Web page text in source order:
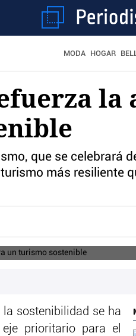
MODA HOGAR
que se celebrará
más resiliente
sostenibilidad se ha
prioritario para el